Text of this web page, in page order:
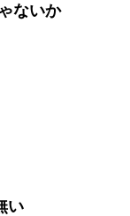
ないか
い